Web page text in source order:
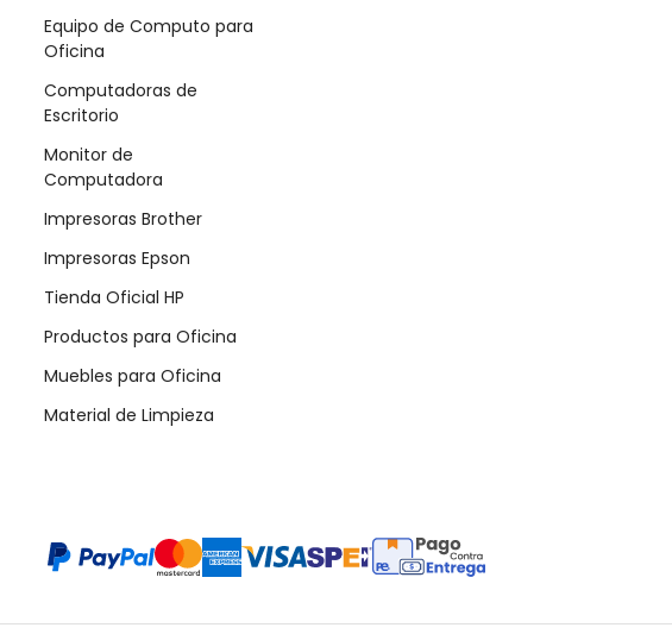
Equipo de Computo para
Oficina
Computadoras de
Escritorio
Monitor de
Computadora
Impresoras Brother
Impresoras Epson
Tienda Oficial HP
Productos para Oficina
Muebles para Oficina
Material de Limpieza